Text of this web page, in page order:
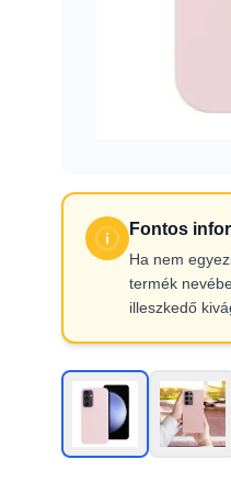
Fontos
Ha nem
termék
illeszkedő